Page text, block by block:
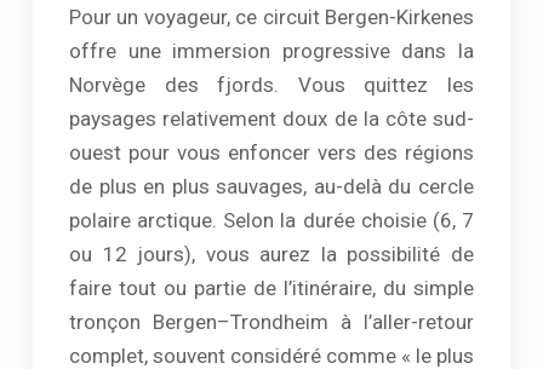
Pour un voyageur, ce circuit Bergen-Kirkenes
offre une immersion progressive dans la
Norvège des fjords. Vous quittez les
paysages relativement doux de la côte sud-
ouest pour vous enfoncer vers des régions
de plus en plus sauvages, au-delà du cercle
polaire arctique. Selon la durée choisie (6, 7
ou 12 jours), vous aurez la possibilité de
faire tout ou partie de l’itinéraire, du simple
tronçon Bergen–Trondheim à l’aller-retour
complet, souvent considéré comme « le plus